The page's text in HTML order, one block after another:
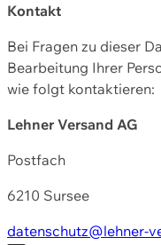
Kontakt
Bei Fragen zu dieser
Bearbeitung Ihrer
wie folgt kontaktieren:
Lehner Versand AG
Postfach
6210 Sursee
datenschutz@lehner-